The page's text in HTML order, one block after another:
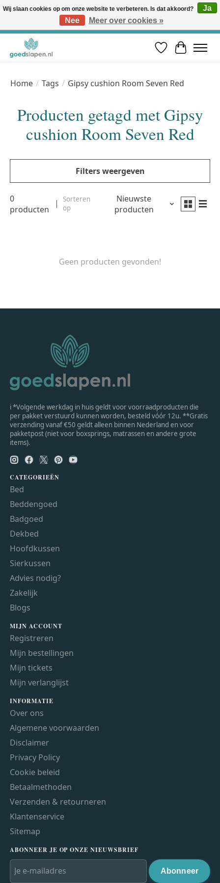
Vóór 12u besteld, volgende werkdag in huis* | Gratis verzending vanaf €50 | Professioneel slaapadvies
Verlanglijst
Home / Tags / Gipsy cushion Room Seven Red
Producten getagd met Gipsy
cushion Room Seven Red
Filters weergeven
0
producten
Sorteren
op
Nieuwste
producten
Geen producten gevonden!
ℹ *Volgende werkdag in huis geldt voor voorraadproducten die
per pakket verstuurd kunnen worden, besteld vóór 12u. **Gratis
verzending vanaf €50 geldt alleen binnen Nederland en voor
pakketpost (niet voor boxsprings, matrassen en andere grote
items).
CATEGORIEËN
Bed
Beddengoed
Badgoed
Dekbed
Hoofdkussen
Sierkussen
Advies nodig?
Zakelijk
Blogs
MIJN ACCOUNT
Registreren
Mijn bestellingen
Mijn tickets
Mijn verlanglijst
INFORMATIE
Over ons
Algemene voorwaarden
Disclaimer
Privacy Policy
Cookie beleid
Betaalmethoden
Verzenden & retourneren
Klantenservice
Sitemap
ABONNEER JE OP ONZE NIEUWSBRIEF
Abonneer
Wij slaan cookies op om onze website te verbeteren. Is dat akkoord?
Ja
Nee
Meer over cookies »